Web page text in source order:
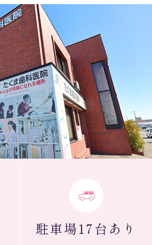
駐車場17台あり